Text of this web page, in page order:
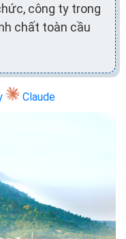
công ty trong
chất toàn cầu
Claude